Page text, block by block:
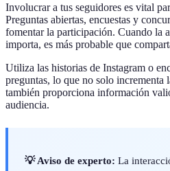
Involucrar a tus seguidores es vital
Preguntas abiertas, encuestas y
fomentar la participación. Cuando la
importa, es más probable que
Utiliza las historias de Instagram o
preguntas, lo que no solo incrementa
también proporciona información
audiencia.
💡 Aviso de experto: La